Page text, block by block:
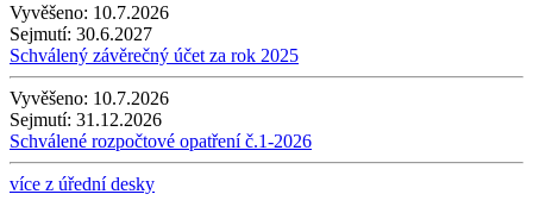
Vyvěšeno: 10.7.2026
Sejmutí: 30.6.2027
Schválený závěrečný účet za rok 2025
Vyvěšeno: 10.7.2026
Sejmutí: 31.12.2026
Schválené rozpočtové opatření č.1-2026
více z úřední desky